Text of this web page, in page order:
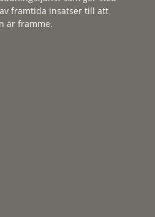
framtida insatser till att
är framme.